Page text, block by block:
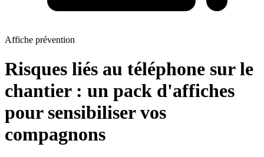
Affiche prévention
Risques liés au téléphone sur le
chantier : un pack d'affiches
pour sensibiliser vos
compagnons